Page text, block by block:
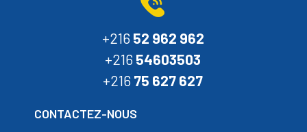
+216 52 962 962
+216 54603503
+216 75 627 627
CONTACTEZ-NOUS